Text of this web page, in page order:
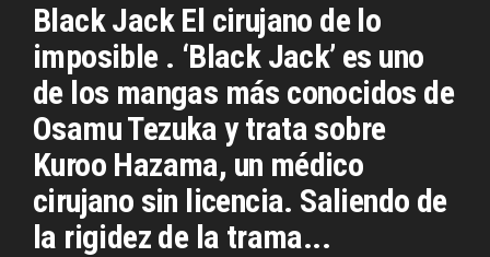
Black Jack El cirujano de lo
imposible . ‘Black Jack’ es uno
de los mangas más conocidos de
Osamu Tezuka y trata sobre
Kuroo Hazama, un médico
cirujano sin licencia. Saliendo de
la rigidez de la trama...